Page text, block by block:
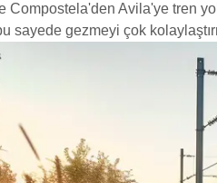
Avila'ye tren
sayede gezmeyi çok